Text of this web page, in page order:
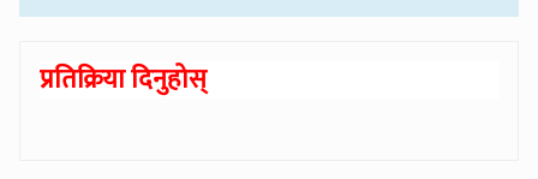
प्रतिक्रिया दिनुहोस्